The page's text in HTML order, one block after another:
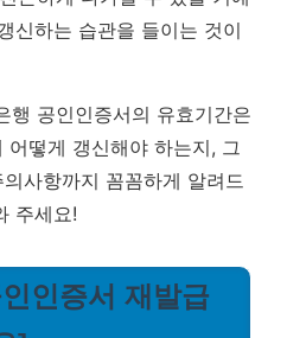
신하는 습관을 들이는 것이
행 공인인증서의 유효기간은
어떻게 갱신해야 하는지, 그
사항까지 꼼꼼하게 알려드
주세요!
인증서 재발급